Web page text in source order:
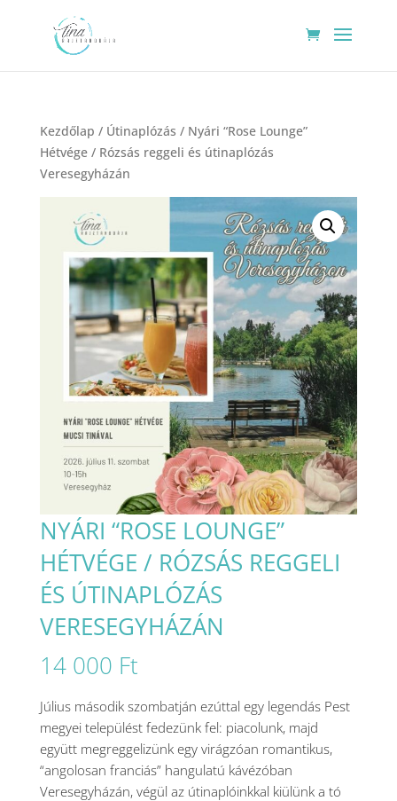
Kezdőlap / Útinaplózás / Nyári “Rose Lounge”
Hétvége / Rózsás reggeli és útinaplózás
Veresegyházán
NYÁRI “ROSE LOUNGE”
HÉTVÉGE / RÓZSÁS REGGELI
ÉS ÚTINAPLÓZÁS
VERESEGYHÁZÁN
14 000 Ft
Július második szombatján ezúttal egy legendás Pest
megyei települést fedezünk fel: piacolunk, majd
együtt megreggelizünk egy virágzóan romantikus,
“angolosan franciás” hangulatú kávézóban
Veresegyházán, végül az útinaplóinkkal kiülünk a tó